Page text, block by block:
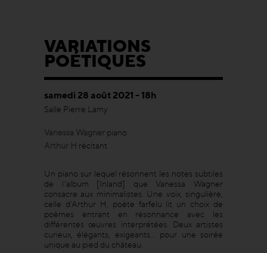
VARIATIONS
POÉTIQUES
samedi 28 août 2021 - 18h
Salle Pierre Lamy
Vanessa Wagner piano
Arthur H récitant
Un piano sur lequel résonnent les notes subtiles
de l’album [Inland] que Vanessa Wagner
consacre aux minimalistes. Une voix, singulière,
celle d’Arthur H, poète farfelu lit un choix de
poèmes entrant en résonnance avec les
différentes œuvres interprétées. Deux artistes
curieux, élégants, exigeants… pour une soirée
unique au pied du château.